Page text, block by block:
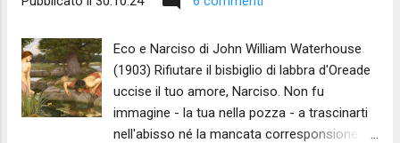
Eco e Narciso di John William Waterhouse
(1903) Rifiutare il bisbiglio di labbra d'Oreade
uccise il tuo amore, Narciso. Non fu
immagine - la tua nella pozza - a trascinarti
nell'abisso né la mancata corresponsione